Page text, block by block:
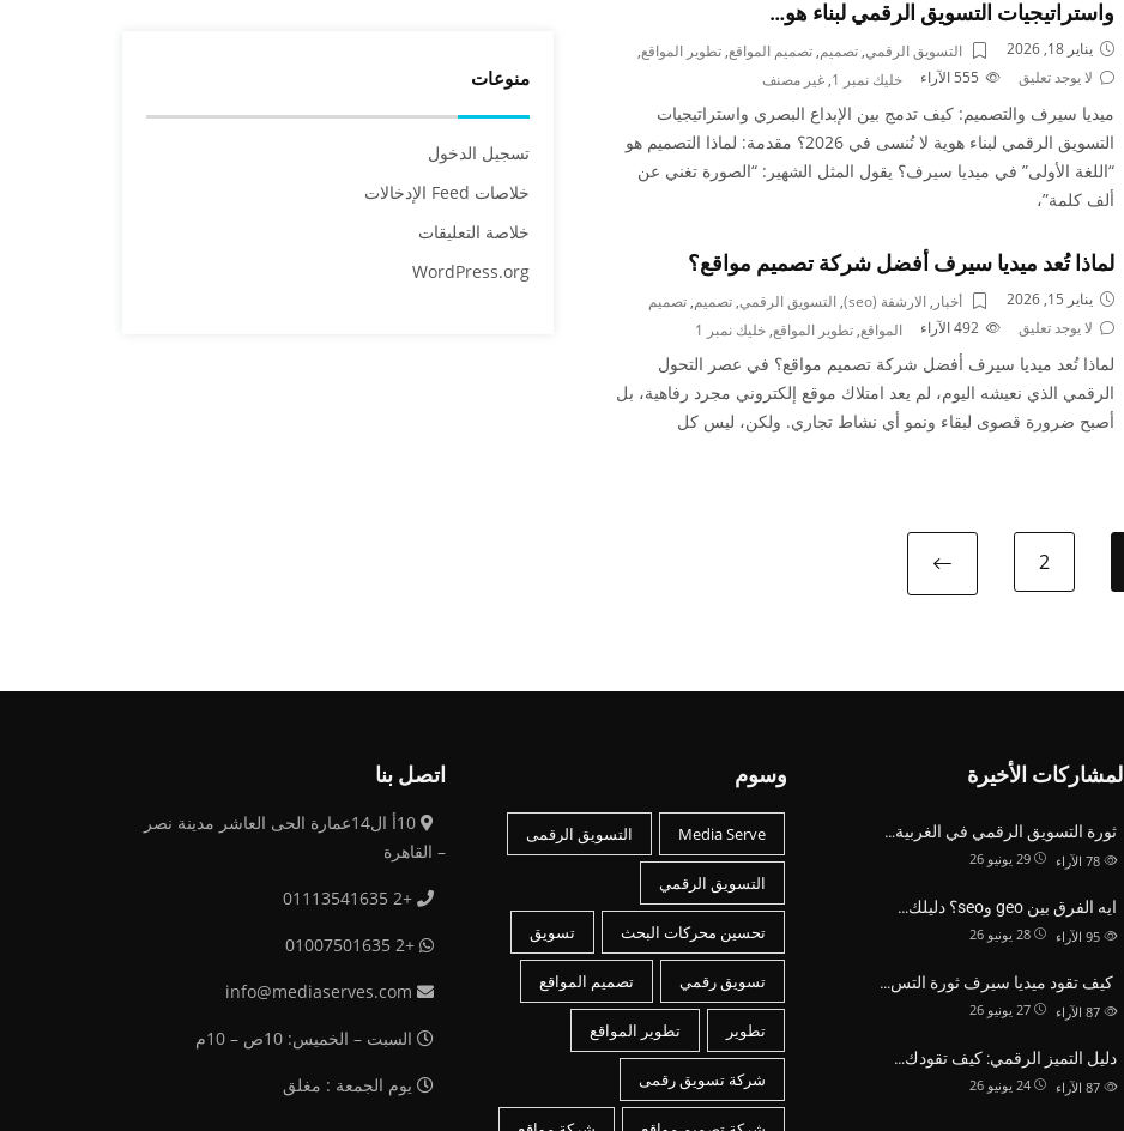
واستراتيجيات التسويق الرقمي لبناء هو…
يناير 18, 2026 التسويق الرقمي, تصميم, تصميم المواقع, تطوير المواقع,
خليك نمبر 1
, غير مصنف لا يوجد تعليق الآراء
ميديا سيرف والتصميم: كيف تدمج بين الإبداع البصري واستراتيجيات
التسويق الرقمي لبناء هوية لا تُنسى في 2026؟ مقدمة: لماذا التصميم هو
“اللغة الأولى” في ميديا سيرف؟ يقول المثل الشهير: “الصورة تغني عن
ألف كلمة”،
لماذا تُعد ميديا سيرف أفضل شركة تصميم مواقع؟
يناير 15, 2026 أخبار , الارشفة (seo) , التسويق الرقمي, تصميم, تصميم
المواقع, تطوير المواقع, خليك نمبر 1 لا يوجد تعليق الآراء
لماذا تُعد ميديا سيرف أفضل شركة تصميم مواقع؟ في عصر التحول
الرقمي الذي نعيشه اليوم، لم يعد امتلاك موقع إلكتروني مجرد رفاهية، بل
أصبح ضرورة قصوى لبقاء ونمو أي نشاط تجاري. ولكن، ليس كل
2
منوعات
تسجيل الدخول
خلاصات Feed الإدخالات
خلاصة التعليقات
WordPress.org
المشاركات الأخيرة
ثورة التسويق الرقمي في الغربية…
29 يونيو 26 الآراء
ايه الفرق بين geo وseo؟ دليلك…
28 يونيو 26 الآراء
كيف تقود ميديا سيرف ثورة التس…
27 يونيو 26 الآراء
دليل التميز الرقمي: كيف تقودك…
24 يونيو 26 الآراء
وسوم
Media Serve التسويق الرقمى
التسويق الرقمي
تحسين محركات البحث تسويق
تسويق رقمي تصميم المواقع
تطوير تطوير المواقع
شركة تسويق رقمى
اتصل بنا
10أ ال14عمارة الحى العاشر مدينة نصر
– القاهرة
+2 01113541635
+2 01007501635
السبت – الخميس: 10ص – 10م
يوم الجمعة : مغلق